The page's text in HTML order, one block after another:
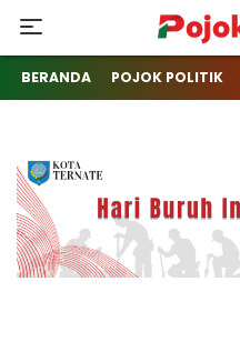
BERANDA POJOK POLITIK